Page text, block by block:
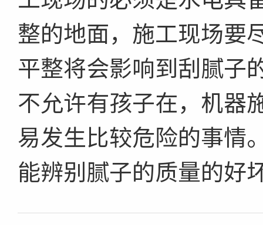
整的地面，施工现场要
平整将会影响到刮腻子
不允许有孩子在，机器
易发生比较危险的事情
能辨别腻子的质量的好